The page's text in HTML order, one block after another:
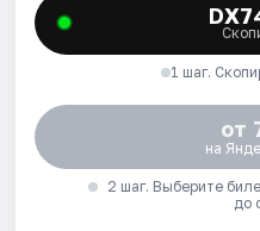
1 шаг.
от
на
2 шаг. Выберите
до